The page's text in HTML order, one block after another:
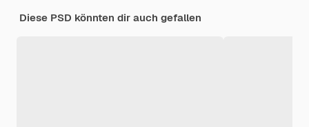
Diese PSD könnten dir auch gefallen